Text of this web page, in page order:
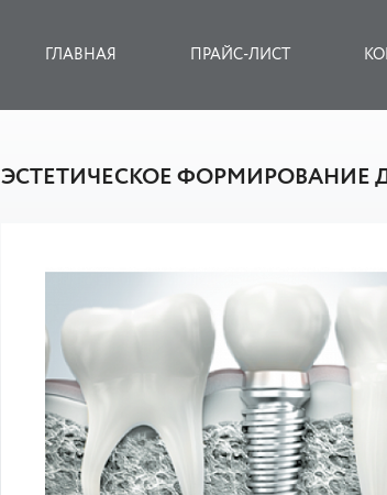
ГЛАВНАЯ ПРАЙС-ЛИСТ
ЭСТЕТИЧЕСКОЕ